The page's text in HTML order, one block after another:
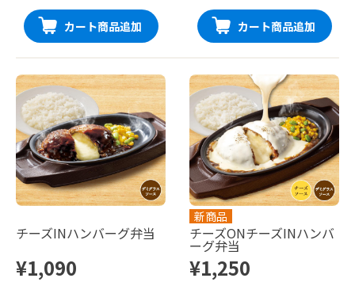
カート商品追加 カート商品追加
チーズINハンバーグ弁当
¥1,090
新商品
チーズONチーズINハンバ
ーグ弁当
¥1,250